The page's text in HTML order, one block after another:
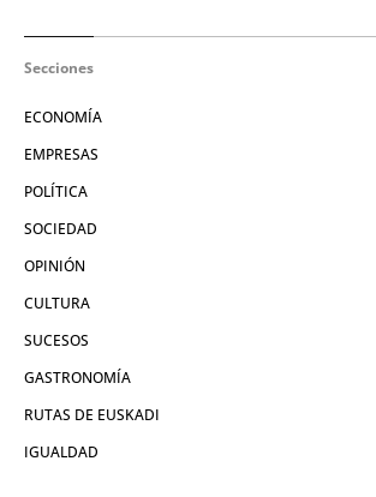
Secciones
ECONOMÍA
EMPRESAS
POLÍTICA
SOCIEDAD
OPINIÓN
CULTURA
SUCESOS
GASTRONOMÍA
RUTAS DE EUSKADI
IGUALDAD